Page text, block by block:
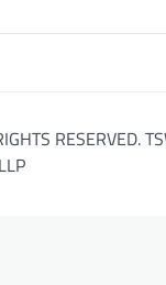
RESERVED.